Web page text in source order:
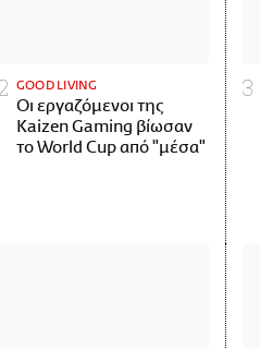
GOOD LIVING
Οι εργαζόμενοι της
Kaizen Gaming βίωσαν
το World Cup από "μέσα"